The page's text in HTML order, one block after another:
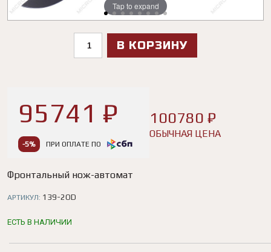
Tap to expand
Tap to expand
Tap to expand
Tap to expand
Tap to expand
Tap to expand
Tap to expand
Tap to expand
В КОРЗИНУ
95741 ₽
-5% ПРИ ОПЛАТЕ ПО
100780 ₽
ОБЫЧНАЯ ЦЕНА
Фронтальный нож-автомат
АРТИКУЛ: 139-2OD
ЕСТЬ В НАЛИЧИИ